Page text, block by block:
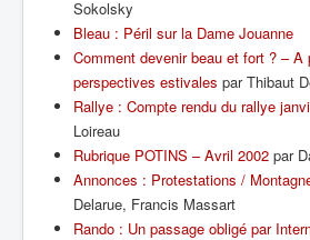
Sokolsky
Bleau : Péril sur la Dame Jouanne
Comment devenir beau et fort ? – A
perspectives estivales par Thibaut
Rallye : Compte rendu du rallye
Loireau
Rubrique POTINS – Avril 2002 par
Annonces : Protestations /
Delarue, Francis Massart
Rando : Un passage obligé par